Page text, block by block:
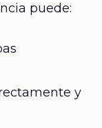
puede:
y